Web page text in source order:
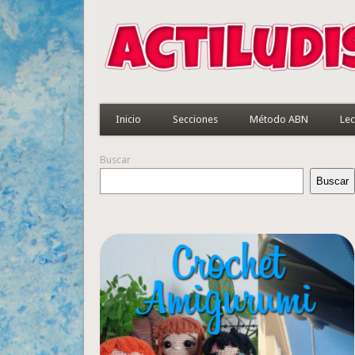
Inicio Secciones Método ABN
Buscar
Buscar